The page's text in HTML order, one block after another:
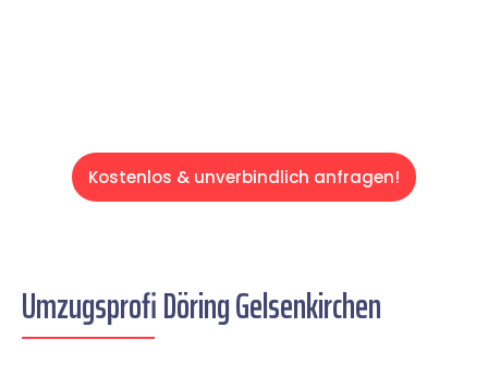
Kostenlos & unverbindlich anfragen!
Umzugsprofi Döring Gelsenkirchen